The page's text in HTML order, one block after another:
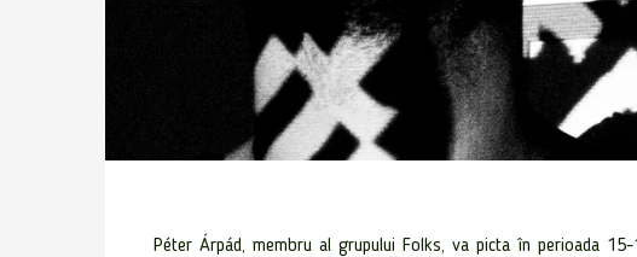
Péter Árpád, membru al grupului Folks, va picta în perioada